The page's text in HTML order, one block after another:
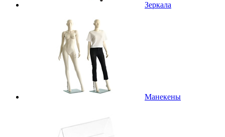
Зеркала
Манекены